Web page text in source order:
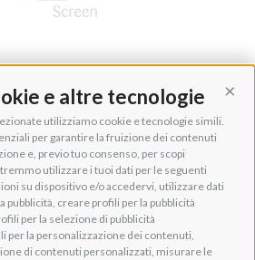
e altre tecnologie
utilizziamo cookie e tecnologie simili.
per garantire la fruizione dei contenuti
e, previo tuo consenso, per scopi
utilizzare i tuoi dati per le seguenti
su dispositivo e/o accedervi, utilizzare dati
pubblicità, creare profili per la pubblicità
per la selezione di pubblicità
per la personalizzazione dei contenuti,
di contenuti personalizzati, misurare le
Adeo Group S.r.l.
Via della Zarga, 50
Lavis, 38015 TN, Italy
Tel: +39 0461 248211
IT01262500224
pec@pec.adeogroup.it
SDI: T04ZHR3